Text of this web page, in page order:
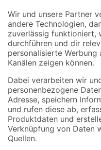
Folge uns
Zahlungsarten
Sicher einkaufen